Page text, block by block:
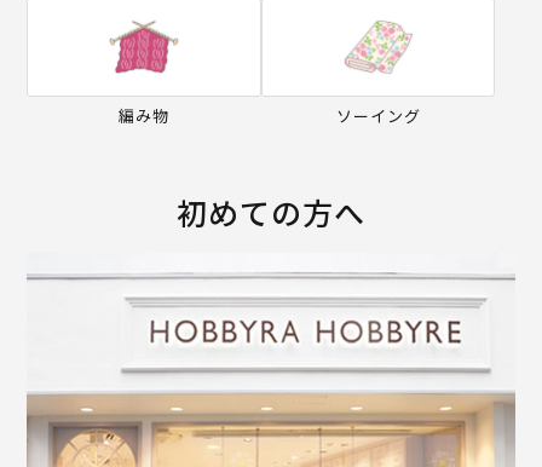
編み物 ソーイング
初めての方へ